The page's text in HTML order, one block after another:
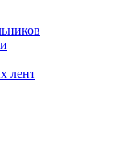
лент